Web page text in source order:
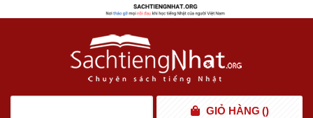
GIỎ HÀNG ()